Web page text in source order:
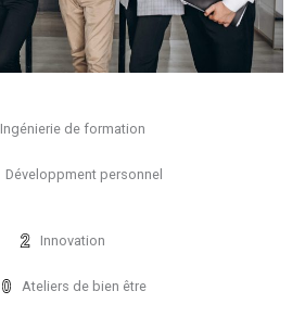
Ingénierie de formation
Développment personnel
Innovation
Ateliers de bien être​